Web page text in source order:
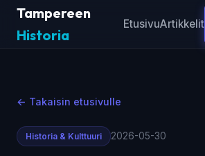
Tampereen
Historia
EtusivuArtikkelit
← Takaisin etusivulle
Historia & Kulttuuri 2026-05-30